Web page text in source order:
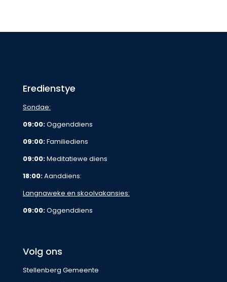
Eredienstye
Sondae:
09:00:Oggenddiens
09:00:Familiediens
09:00:Meditatiewe diens
18:00:Aanddiens:
Langnaweke en skoolvakansies:
09:00:Oggenddiens
Volg ons
Stellenberg Gemeente